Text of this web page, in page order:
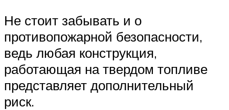
Не стоит забывать и о
противопожарной безопасности,
ведь любая конструкция,
работающая на твердом топливе
представляет дополнительный
риск.